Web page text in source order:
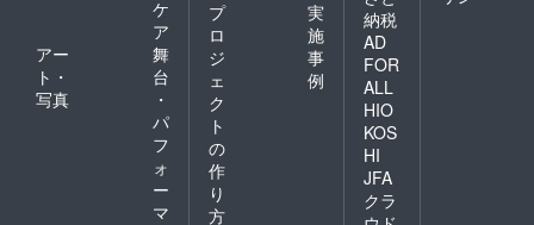
ケ
ア
アー
ト・
写真
舞
台
・
パ
フ
ォ
ー
マ
プ
ロ
ジ
ェ
ク
ト
の
作
り
方
実
施
事
例
納税
AD
FOR
ALL
HIO
KOS
HI
JFA
クラ